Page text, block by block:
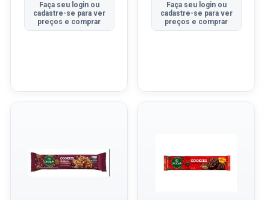
Faça seu login ou
cadastre-se para ver
preços e comprar
Faça seu login ou
cadastre-se para ver
preços e comprar